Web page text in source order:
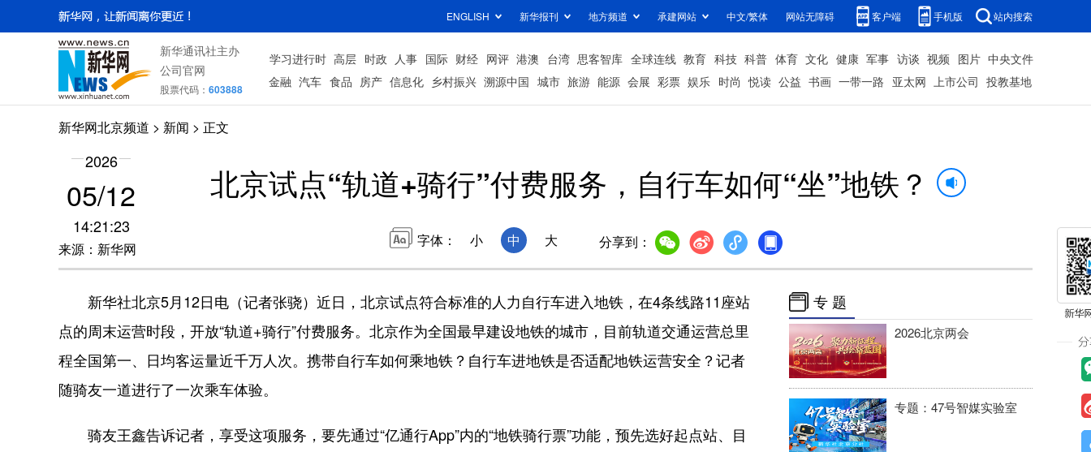
ENGLISH 新华报刊 地方频道 承建网站 中文/繁体 网站无障碍 客户端 手机版 站内搜索
新华通讯社主办
公司官网
股票代码： 603888
学习进行时 高层 时政 人事 国际 财经 网评 港澳 台湾 思客智库 全球连线 教育 科技 科普 体育 文化 健康 军事 访谈 视频 图片 中央文件
金融 汽车 食品 房产 信息化 乡村振兴 溯源中国 城市 旅游 能源 会展 彩票 娱乐 时尚 悦读 公益 书画 一带一路 亚太网 上市公司 投教基地
新华网北京频道 > 新闻 > 正文
2026
05/12
14:21:23
来源：新华网
北京试点“轨道+骑行”付费服务，自行车如何“坐”地铁？
字体： 小 中 大 分享到：
新华社北京5月12日电（记者张骁）近日，北京试点符合标准的人力自行车进入地铁，在4条线路11座站
点的周末运营时段，开放“轨道+骑行”付费服务。北京作为全国最早建设地铁的城市，目前轨道交通运营总里
程全国第一、日均客运量近千万人次。携带自行车如何乘地铁？自行车进地铁是否适配地铁运营安全？记者
随骑友一道进行了一次乘车体验。
骑友王鑫告诉记者，享受这项服务，要先通过“亿通行App”内的“地铁骑行票”功能，预先选好起点站、目
专 题
2026北京两会
专题：47号智媒实验室